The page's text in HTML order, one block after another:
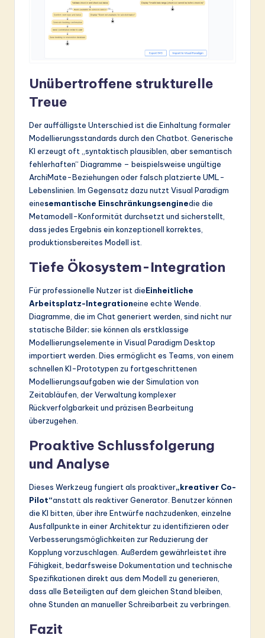
Unübertroffene strukturelle
Treue
Der auffälligste Unterschied ist die Einhaltung formaler
Modellierungsstandards durch den Chatbot. Generische
KI erzeugt oft „syntaktisch plausiblen, aber semantisch
fehlerhaften“ Diagramme – beispielsweise ungültige
ArchiMate-Beziehungen oder falsch platzierte UML-
Lebenslinien. Im Gegensatz dazu nutzt Visual Paradigm
einesemantische Einschränkungsenginedie die
Metamodell-Konformität durchsetzt und sicherstellt,
dass jedes Ergebnis ein konzeptionell korrektes,
produktionsbereites Modell ist.
Tiefe Ökosystem-Integration
Für professionelle Nutzer ist dieEinheitliche
Arbeitsplatz-Integrationeine echte Wende.
Diagramme, die im Chat generiert werden, sind nicht nur
statische Bilder; sie können als erstklassige
Modellierungselemente in Visual Paradigm Desktop
importiert werden. Dies ermöglicht es Teams, von einem
schnellen KI-Prototypen zu fortgeschrittenen
Modellierungsaufgaben wie der Simulation von
Zeitabläufen, der Verwaltung komplexer
Rückverfolgbarkeit und präzisen Bearbeitung
überzugehen.
Proaktive Schlussfolgerung
und Analyse
Dieses Werkzeug fungiert als proaktiver„kreativer Co-
Pilot“anstatt als reaktiver Generator. Benutzer können
die KI bitten, über ihre Entwürfe nachzudenken, einzelne
Ausfallpunkte in einer Architektur zu identifizieren oder
Verbesserungsmöglichkeiten zur Reduzierung der
Kopplung vorzuschlagen. Außerdem gewährleistet ihre
Fähigkeit, bedarfsweise Dokumentation und technische
Spezifikationen direkt aus dem Modell zu generieren,
dass alle Beteiligten auf dem gleichen Stand bleiben,
ohne Stunden an manueller Schreibarbeit zu verbringen.
Fazit